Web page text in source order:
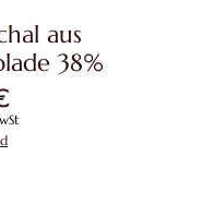
aus
38%